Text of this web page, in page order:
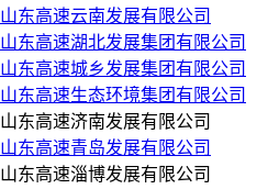
山东高速云南发展有限公司
山东高速湖北发展集团有限公司
山东高速城乡发展集团有限公司
山东高速生态环境集团有限公司
山东高速济南发展有限公司
山东高速青岛发展有限公司
山东高速淄博发展有限公司